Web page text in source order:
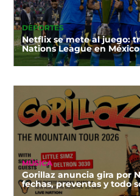
DEPORTES
Netflix se mete al juego:
Nations League en México
MÚSICA
Gorillaz anuncia gira por
fechas, preventas y todo